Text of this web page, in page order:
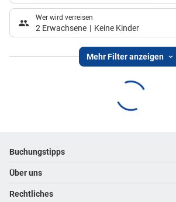
Wer wird verreisen
2 Erwachsene Keine Kinder
Mehr Filter anzeigen
Footer navigation
Buchungstipps
Warum im Reisebüro buchen
Hoteltipps
Über uns
Kontakt
Rechtliches